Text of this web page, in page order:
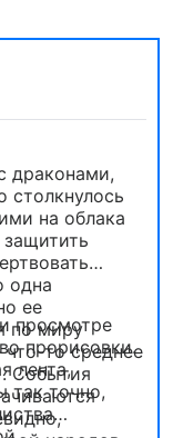
драконами,
столкнулось
на облака
одна
ее
по миру
то среднее
События
просмотре
прорисовки.
лента,
так точно,